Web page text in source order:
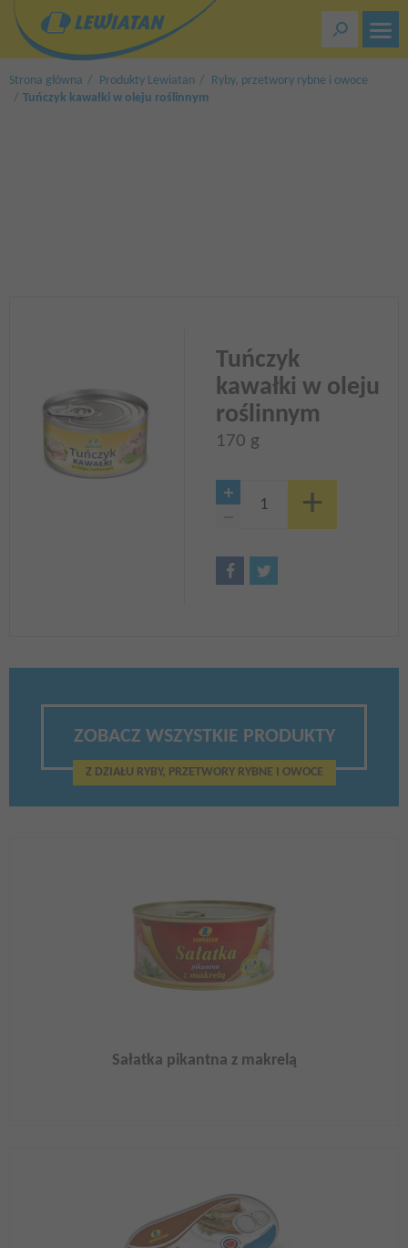
treści
Strona główna Produkty Lewiatan
Ryby, przetwory rybne i owoce
Tuńczyk kawałki w oleju roślinnym
Tuńczyk
kawałki w oleju
roślinnym
170 g
ZOBACZ WSZYSTKIE PRODUKTY
Z DZIAŁU RYBY, PRZETWORY RYBNE I OWOCE
Sałatka pikantna z makrelą